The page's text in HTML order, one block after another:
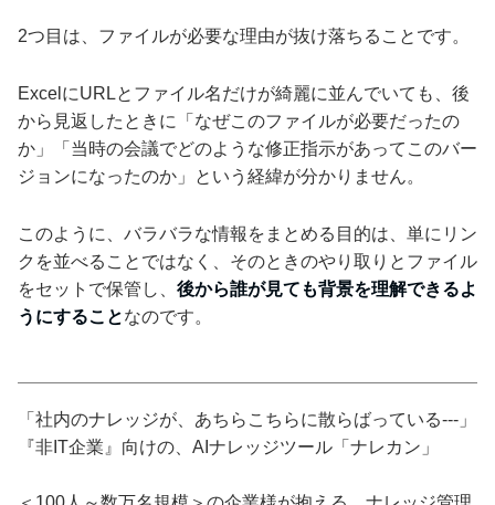
2つ目は、ファイルが必要な理由が抜け落ちることです。
ExcelにURLとファイル名だけが綺麗に並んでいても、後
から見返したときに「なぜこのファイルが必要だったの
か」「当時の会議でどのような修正指示があってこのバー
ジョンになったのか」という経緯が分かりません。
このように、バラバラな情報をまとめる目的は、単にリン
クを並べることではなく、そのときのやり取りとファイル
をセットで保管し、 後から誰が見ても背景を理解できるよ
うにすることなのです。
「社内のナレッジが、あちらこちらに散らばっている---」
『非IT企業』向けの、AIナレッジツール「ナレカン」